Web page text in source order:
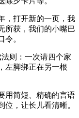
打开新的一页，我
所获，我们的小嘴巴
令。
则：一次请四个家
左脚绑正在另一根
简短、精确的言语
，让长儿看清晰。